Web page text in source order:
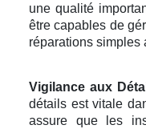
une qualité
être capables de
réparations simples
Vigilance aux
détails est vitale
assure que les